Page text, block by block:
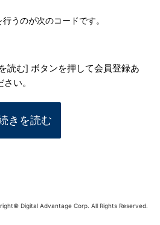
うのが次のコードです。
読む] ボタンを押して会員登録あ
い。
きを読む
Digital Advantage Corp. All Rights Reserved.